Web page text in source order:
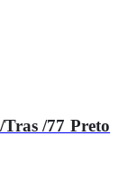
/77 Preto